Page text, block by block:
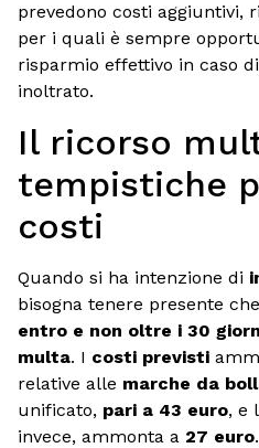
prevedono costi aggiuntivi,
per i quali è sempre
risparmio effettivo in caso
inoltrato.
Il ricorso
tempistiche
costi
Quando si ha intenzione di
bisogna tenere presente
entro e non oltre i 30
multa. I costi previsti
relative alle marche da
unificato, pari a 43 euro, e
invece, ammonta a 27 euro